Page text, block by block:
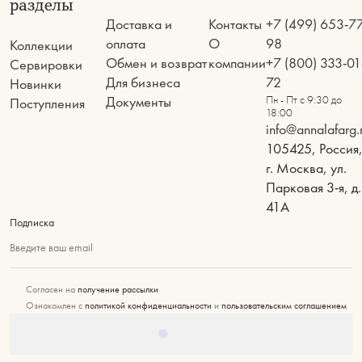
разделы
Коллекции
Сервировки
Новинки
Поступления
Доставка и
оплата
Обмен и возврат
Для бизнеса
Документы
Контакты
О
компании
+7 (499) 653-
98
+7 (800) 333-
72
Пн - Пт с 9:30 до
18:00
105425, Россия,
г. Москва, ул.
Парковая 3-я, д.
41А
Подписка
Введите ваш email
Согласен на получение рассылки
Ознакомлен с политикой конфиденциальности и пользовательским соглашением